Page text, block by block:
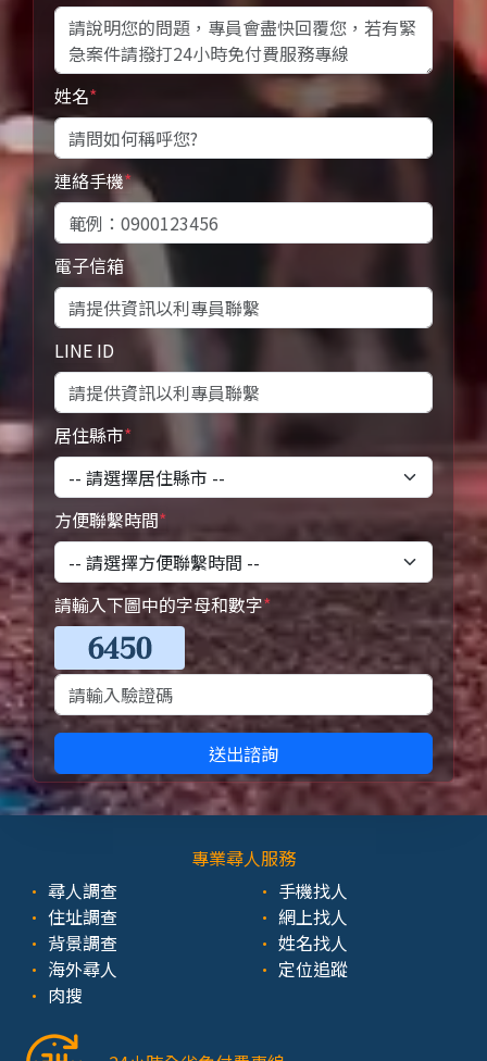
姓名*
連絡手機*
電子信箱
LINE ID
居住縣市*
方便聯繫時間*
請輸入下圖中的字母和數字*
送出諮詢
專業尋人服務
尋人調查
住址調查
背景調查
海外尋人
肉搜
手機找人
網上找人
姓名找人
定位追蹤